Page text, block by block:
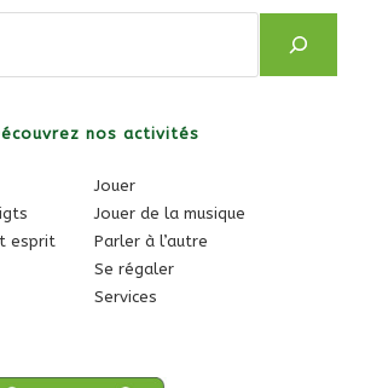
nos activités
esprit
Jouer
Jouer de la musique
Parler à l’autre
Se régaler
Services